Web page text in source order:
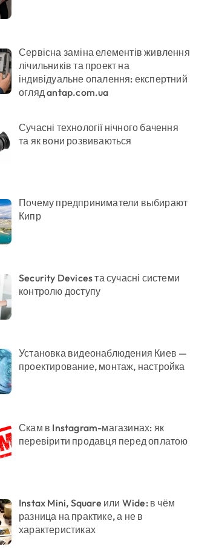
оренду
за $15 тис.
Сервісна заміна елементів живлення
лічильників та проект на
індивідуальне опалення: експертний
огляд antap.com.ua
Сучасні технології нічного бачення
та як вони розвиваються
Почему предприниматели выбирают
Кипр
Security Devices та сучасні системи
контролю доступу
Установка видеонаблюдения Киев —
проектирование, монтаж, настройка
Скам в Instagram-магазинах: як
перевірити продавця перед оплатою
Instax Mini, Square или Wide: в чём
разница на практике, а не в
характеристиках